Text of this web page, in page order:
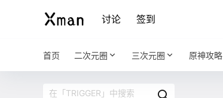
讨论 签到
首页 二次元圈 三次元圈 原神攻略